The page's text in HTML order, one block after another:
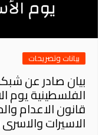
بيانات وتصريحات
بيان صادر عن
الفلسطينية يوم
قانون الاعدام
الاسيرات